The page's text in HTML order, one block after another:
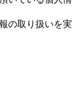
の取り扱いを実